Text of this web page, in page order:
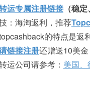
运专属注册链接（稳定
：海淘返利，推荐
的特点是返
链接注册还赠送10美金
运公司请参考： 美国、